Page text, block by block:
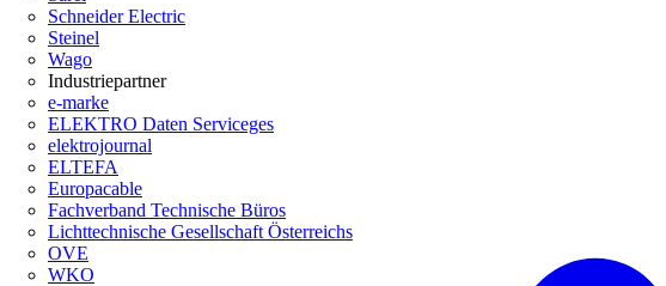
Schneider Electric
Steinel
Wago
Industriepartner
e-marke
ELEKTRO Daten Serviceges
elektrojournal
ELTEFA
Europacable
Fachverband Technische Büros
Lichttechnische Gesellschaft Österreichs
OVE
WKO